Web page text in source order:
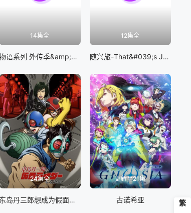
14集全
物语系列 外传季&amp;怪物季
12集全
随兴旅-That&#039;s Journey-
24集全
东岛丹三郎想成为假面骑士
更新至21集
古诺希亚 繁